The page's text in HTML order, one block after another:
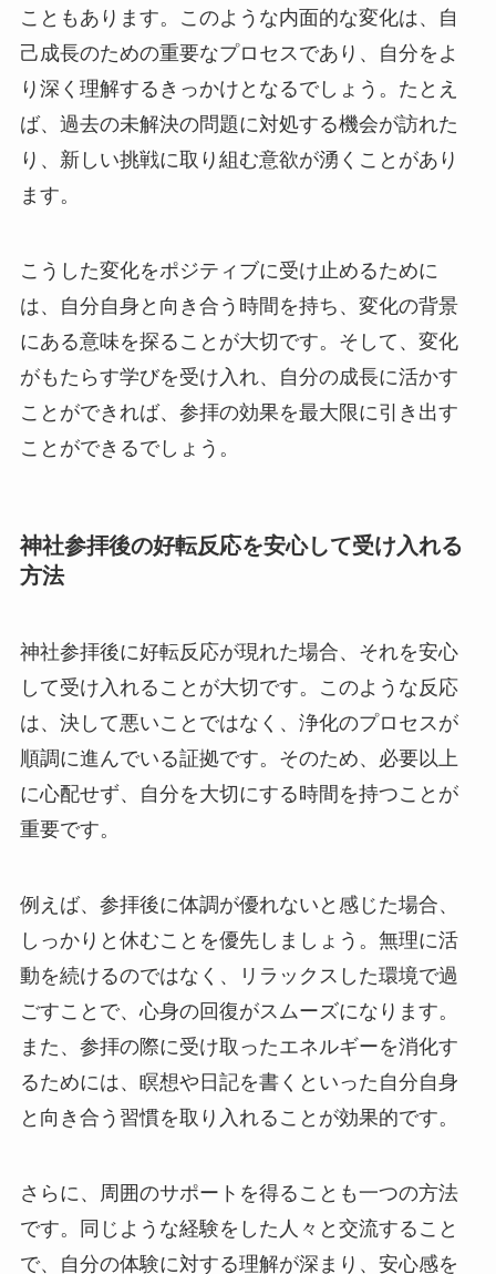
こともあります。このような内面的な変化は、自
己成長のための重要なプロセスであり、自分をよ
り深く理解するきっかけとなるでしょう。たとえ
ば、過去の未解決の問題に対処する機会が訪れた
り、新しい挑戦に取り組む意欲が湧くことがあり
ます。
こうした変化をポジティブに受け止めるために
は、自分自身と向き合う時間を持ち、変化の背景
にある意味を探ることが大切です。そして、変化
がもたらす学びを受け入れ、自分の成長に活かす
ことができれば、参拝の効果を最大限に引き出す
ことができるでしょう。
神社参拝後の好転反応を安心して受け入れる
方法
神社参拝後に好転反応が現れた場合、それを安心
して受け入れることが大切です。このような反応
は、決して悪いことではなく、浄化のプロセスが
順調に進んでいる証拠です。そのため、必要以上
に心配せず、自分を大切にする時間を持つことが
重要です。
例えば、参拝後に体調が優れないと感じた場合、
しっかりと休むことを優先しましょう。無理に活
動を続けるのではなく、リラックスした環境で過
ごすことで、心身の回復がスムーズになります。
また、参拝の際に受け取ったエネルギーを消化す
るためには、瞑想や日記を書くといった自分自身
と向き合う習慣を取り入れることが効果的です。
さらに、周囲のサポートを得ることも一つの方法
です。同じような経験をした人々と交流すること
で、自分の体験に対する理解が深まり、安心感を